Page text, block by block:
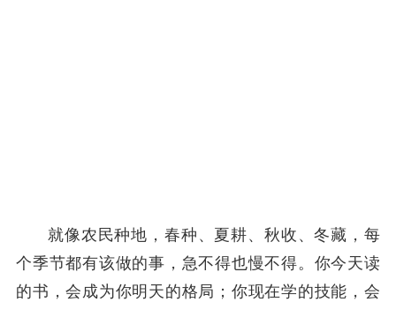
就像农民种地，春种、夏耕、秋收、冬藏，每
个季节都有该做的事，急不得也慢不得。你今天读
的书，会成为你明天的格局；你现在学的技能，会